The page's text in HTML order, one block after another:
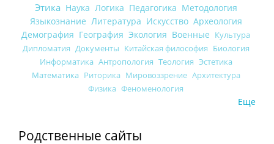
Этика Наука Логика Педагогика Методология
Языкознание Литература Искусство Археология
Демография География Экология Военные Культура
Дипломатия Документы Китайская философия Биология
Информатика Антропология Теология Эстетика
Математика Риторика Мировоззрение Архитектура
Физика Феноменология
Еще
Родственные сайты